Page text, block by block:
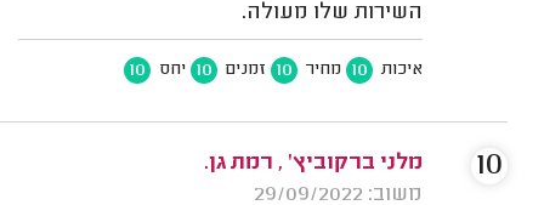
השירות שלו מעולה.
איכות 10 מחיר 10 זמנים 10 יחס 10
מלני ברקוביץ' , רמת גן.
משוב: 29/09/2022
10